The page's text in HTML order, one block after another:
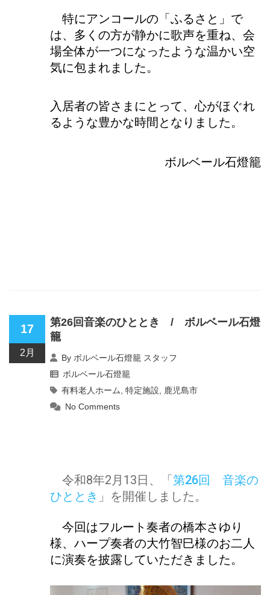
特にアンコールの「ふるさと」で
は、多くの方が静かに歌声を重ね、会
場全体が一つになったような温かい空
気に包まれました。
入居者の皆さまにとって、心がほぐれ
るような豊かな時間となりました。
ボルベール石燈籠
17
2月
第26回音楽のひととき / ボルベール石燈
籠
By ボルベール石燈籠 スタッフ
ボルベール石燈籠
有料老人ホーム
,特定施設
鹿児島市
No Comments
令和8年2月13日、「第26回 音楽の
ひととき 」を開催しました。
今回はフルート奏者の橋本さゆり
様、ハープ奏者の大竹智巳様のお二人
に演奏を披露していただきました。